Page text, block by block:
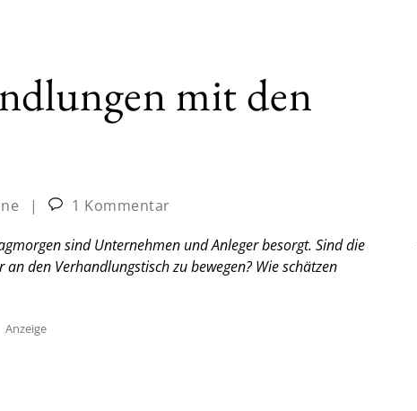
mit den
|
1 Kommentar
sind Unternehmen und Anleger besorgt. Sind die
den Verhandlungstisch zu bewegen? Wie schätzen
Anzeige